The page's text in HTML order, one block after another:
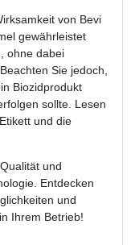
von Bevi
gewährleistet
ohne dabei
Sie jedoch,
Biozidprodukt
sollte. Lesen
und die
und
Entdecken
und
Ihrem Betrieb!